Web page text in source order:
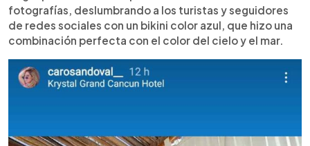
fotografías, deslumbrando a los turistas y seguidores
de redes sociales con un bikini color azul, que hizo una
combinación perfecta con el color del cielo y el mar.